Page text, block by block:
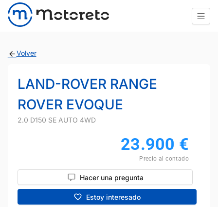
Volver
LAND-ROVER RANGE
ROVER EVOQUE
2.0 D150 SE AUTO 4WD
23.900 €
Precio al contado
Hacer una pregunta
Estoy interesado